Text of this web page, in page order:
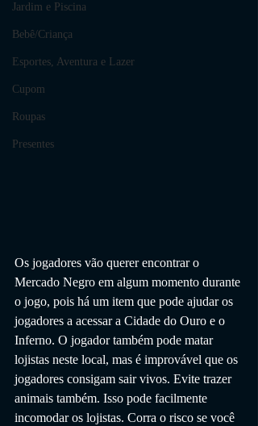
Jardim e Piscina
Bebê/Criança
Esportes, Aventura e Lazer
Cupom
Roupas
Presentes
Os jogadores vão querer encontrar o
Mercado Negro em algum momento durante
o jogo, pois há um item que pode ajudar os
jogadores a acessar a Cidade do Ouro e o
Inferno. O jogador também pode matar
lojistas neste local, mas é improvável que os
jogadores consigam sair vivos. Evite trazer
animais também. Isso pode facilmente
incomodar os lojistas. Corra o risco se você